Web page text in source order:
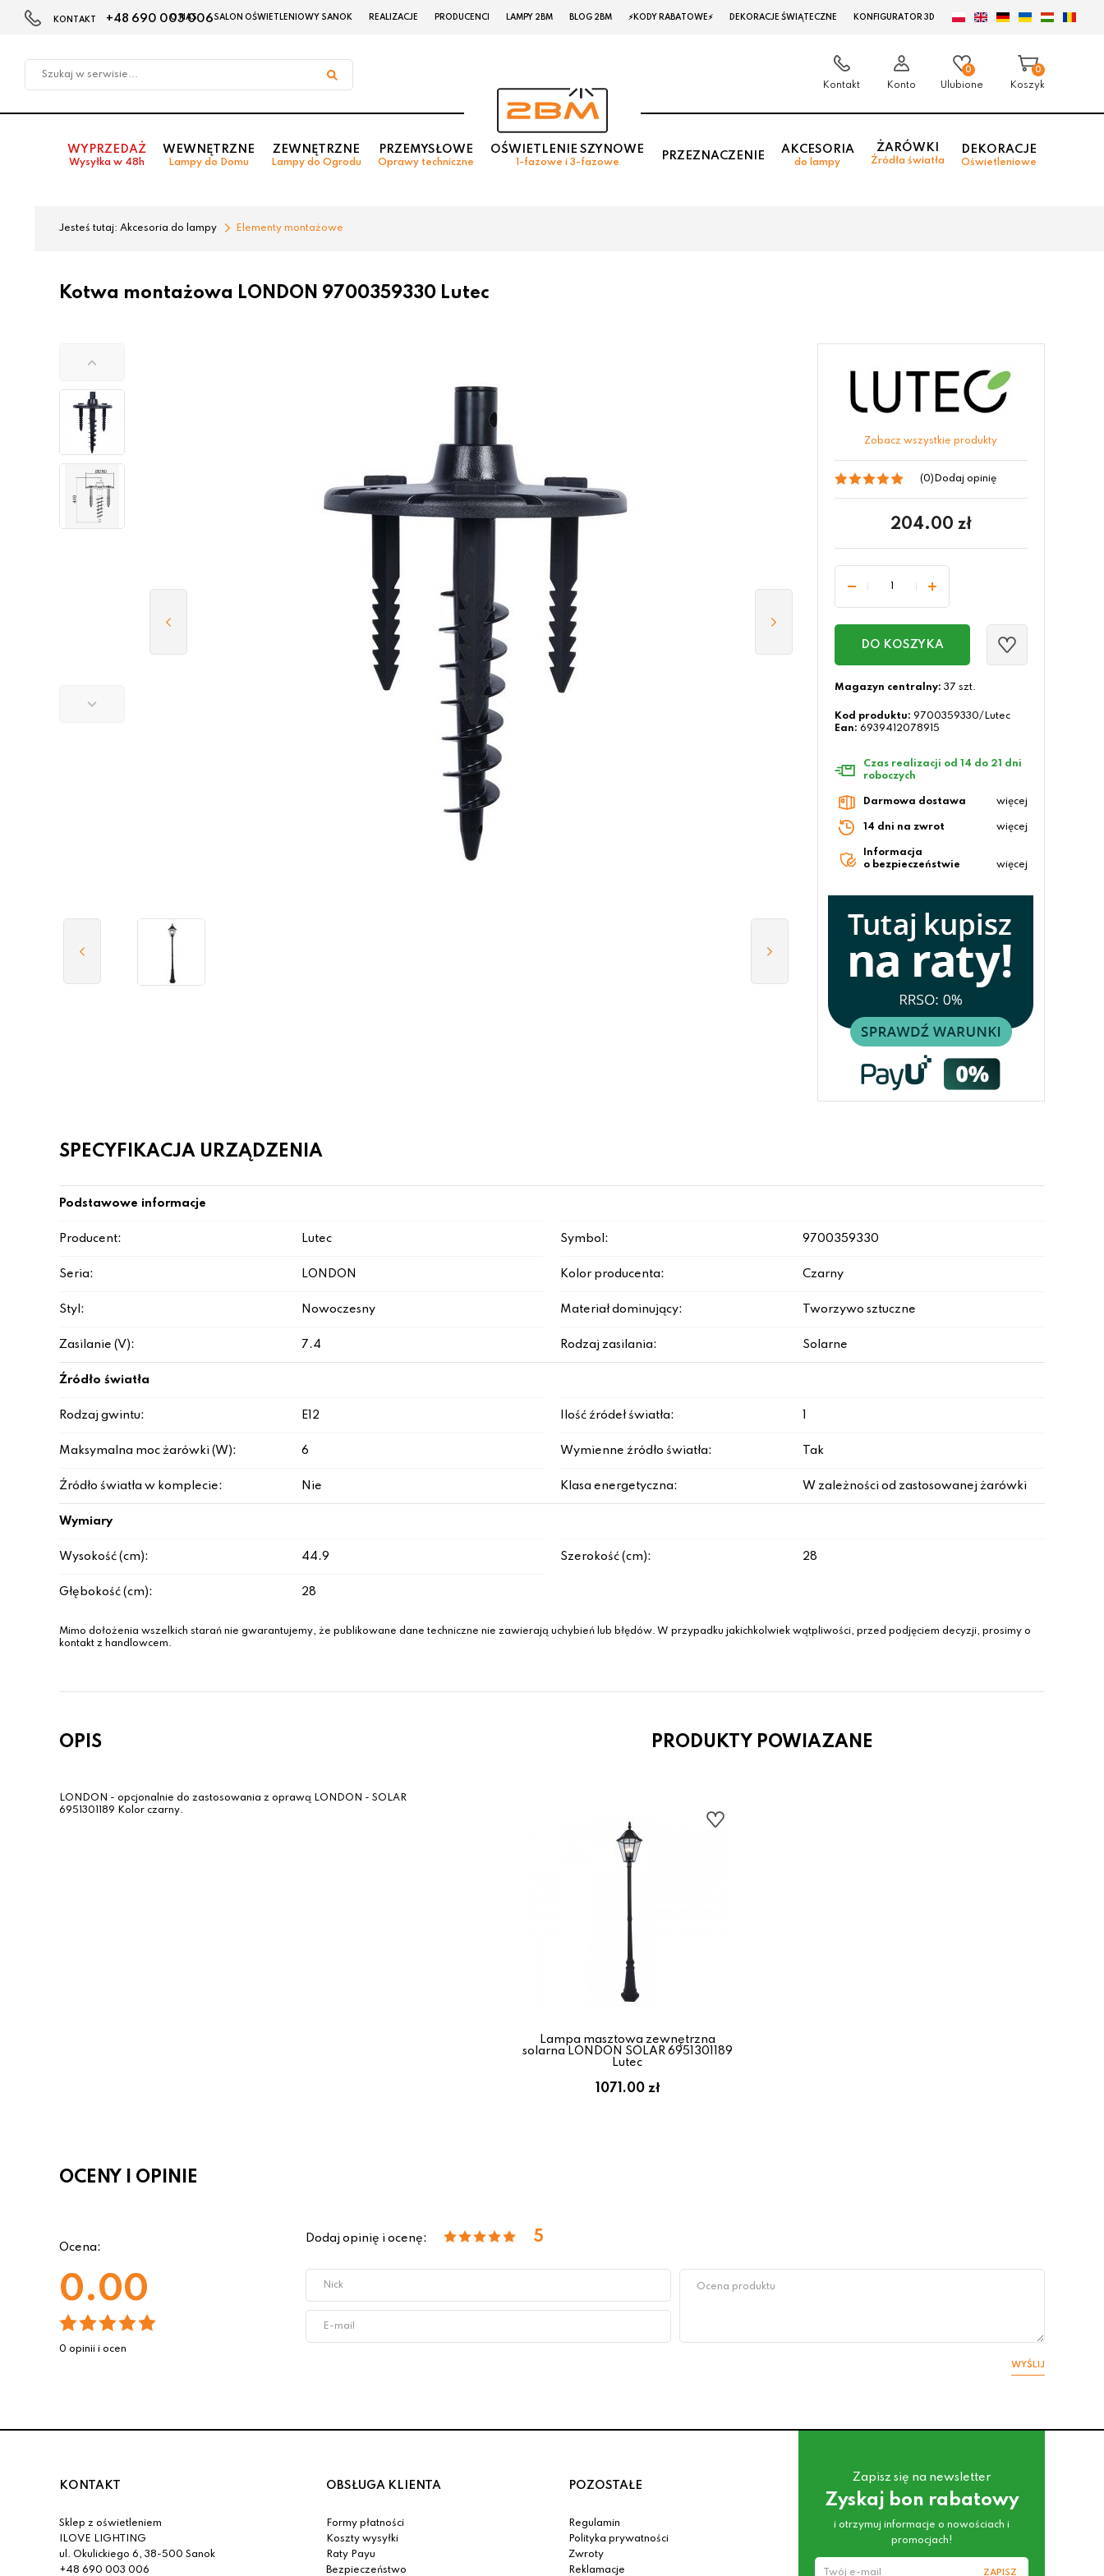
w
KONTAKT +48 690 003 006
O NAS SALON OŚWIETLENIOWY SANOK REALIZACJE PRODUCENCI LAMPY 2BM BLOG 2BM ⚡KODY RABATOWE⚡ DEKORACJE ŚWIĄTECZNE KONFIGURATOR 3D
Kontakt Konto
0
Ulubione
0
Koszyk
WYPRZEDAŻ
Wysyłka w 48h
WEWNĘTRZNE
Lampy do Domu
ZEWNĘTRZNE
Lampy do Ogrodu
PRZEMYSŁOWE
Oprawy techniczne
OŚWIETLENIE SZYNOWE
1-fazowe i 3-fazowe
PRZEZNACZENIE
AKCESORIA
do lampy
ŻARÓWKI
Źródła światła
DEKORACJE
Oświetleniowe
Jesteś tutaj: Akcesoria do lampy Elementy montażowe
Kotwa montażowa LONDON 9700359330 Lutec
Zobacz wszystkie produkty
(0) Dodaj opinię
204.00 zł
DO KOSZYKA
Magazyn centralny: 37 szt.
Kod produktu: 9700359330/Lutec
Ean: 6939412078915
Czas realizacji od 14 do 21 dni
roboczych
Darmowa dostawa więcej
14 dni na zwrot więcej
Informacja
o bezpieczeństwie
więcej
SPECYFIKACJA URZĄDZENIA
Podstawowe informacje
Producent: Lutec Symbol: 9700359330
Seria: LONDON Kolor producenta: Czarny
Styl: Nowoczesny Materiał dominujący: Tworzywo sztuczne
Zasilanie (V): 7.4 Rodzaj zasilania: Solarne
Źródło światła
Rodzaj gwintu: E12 Ilość źródeł światła:
Maksymalna moc żarówki (W): 6 Wymienne źródło światła: Tak
Źródło światła w komplecie: Nie Klasa energetyczna: W zależności od zastosowanej żarówki
Wymiary
Wysokość (cm): 44.9 Szerokość (cm): 28
Głębokość (cm): 28
Mimo dołożenia wszelkich starań nie gwarantujemy, że publikowane dane techniczne nie zawierają uchybień lub błędów. W przypadku jakichkolwiek wątpliwości, przed podjęciem decyzji, prosimy o
kontakt z handlowcem.
OPIS
LONDON - opcjonalnie do zastosowania z oprawą LONDON - SOLAR
6951301189 Kolor czarny.
PRODUKTY POWIAZANE
Lampa masztowa zewnętrzna
solarna LONDON SOLAR 6951301189
Lutec
1071.00 zł
OCENY I OPINIE
Ocena:
0.00
0 opinii i ocen
Dodaj opinię i ocenę: 5
WYŚLIJ
KONTAKT
Sklep z oświetleniem
ILOVE LIGHTING
ul. Okulickiego 6, 38-500 Sanok
+48 690 003 006
OBSŁUGA KLIENTA
Formy płatności
Koszty wysyłki
Raty Payu
Bezpieczeństwo
POZOSTAŁE
Regulamin
Polityka prywatności
Zwroty
Reklamacje
Zapisz się na newsletter
Zyskaj bon rabatowy
i otrzymuj informacje o nowościach i
promocjach!
ZAPISZ